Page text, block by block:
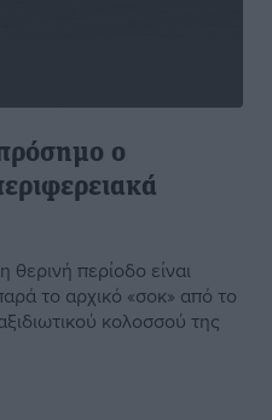
ο
περίοδο είναι
το αρχικό «σοκ» από το
κολοσσού της